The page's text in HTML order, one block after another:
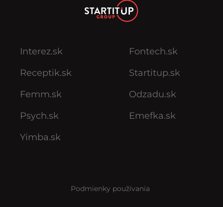
Interez.sk
Receptik.sk
Femm.sk
Psych.sk
Yimba.sk
Fontech.sk
Startitup.sk
Odzadu.sk
Emefka.sk
Podmienky používania